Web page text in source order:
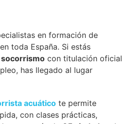
en formación de
en toda España. Si estás
con titulación oficial
has llegado al lugar
acuático te permite
con clases prácticas,